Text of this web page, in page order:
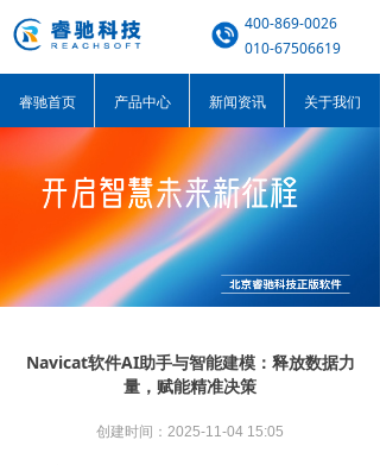
400-869-0026
010-67506619
睿驰首页 产品中心 新闻资讯 关于我们
Navicat软件AI助手与智能建模：释放数据力
量，赋能精准决策
创建时间： 2025-11-04 15:05